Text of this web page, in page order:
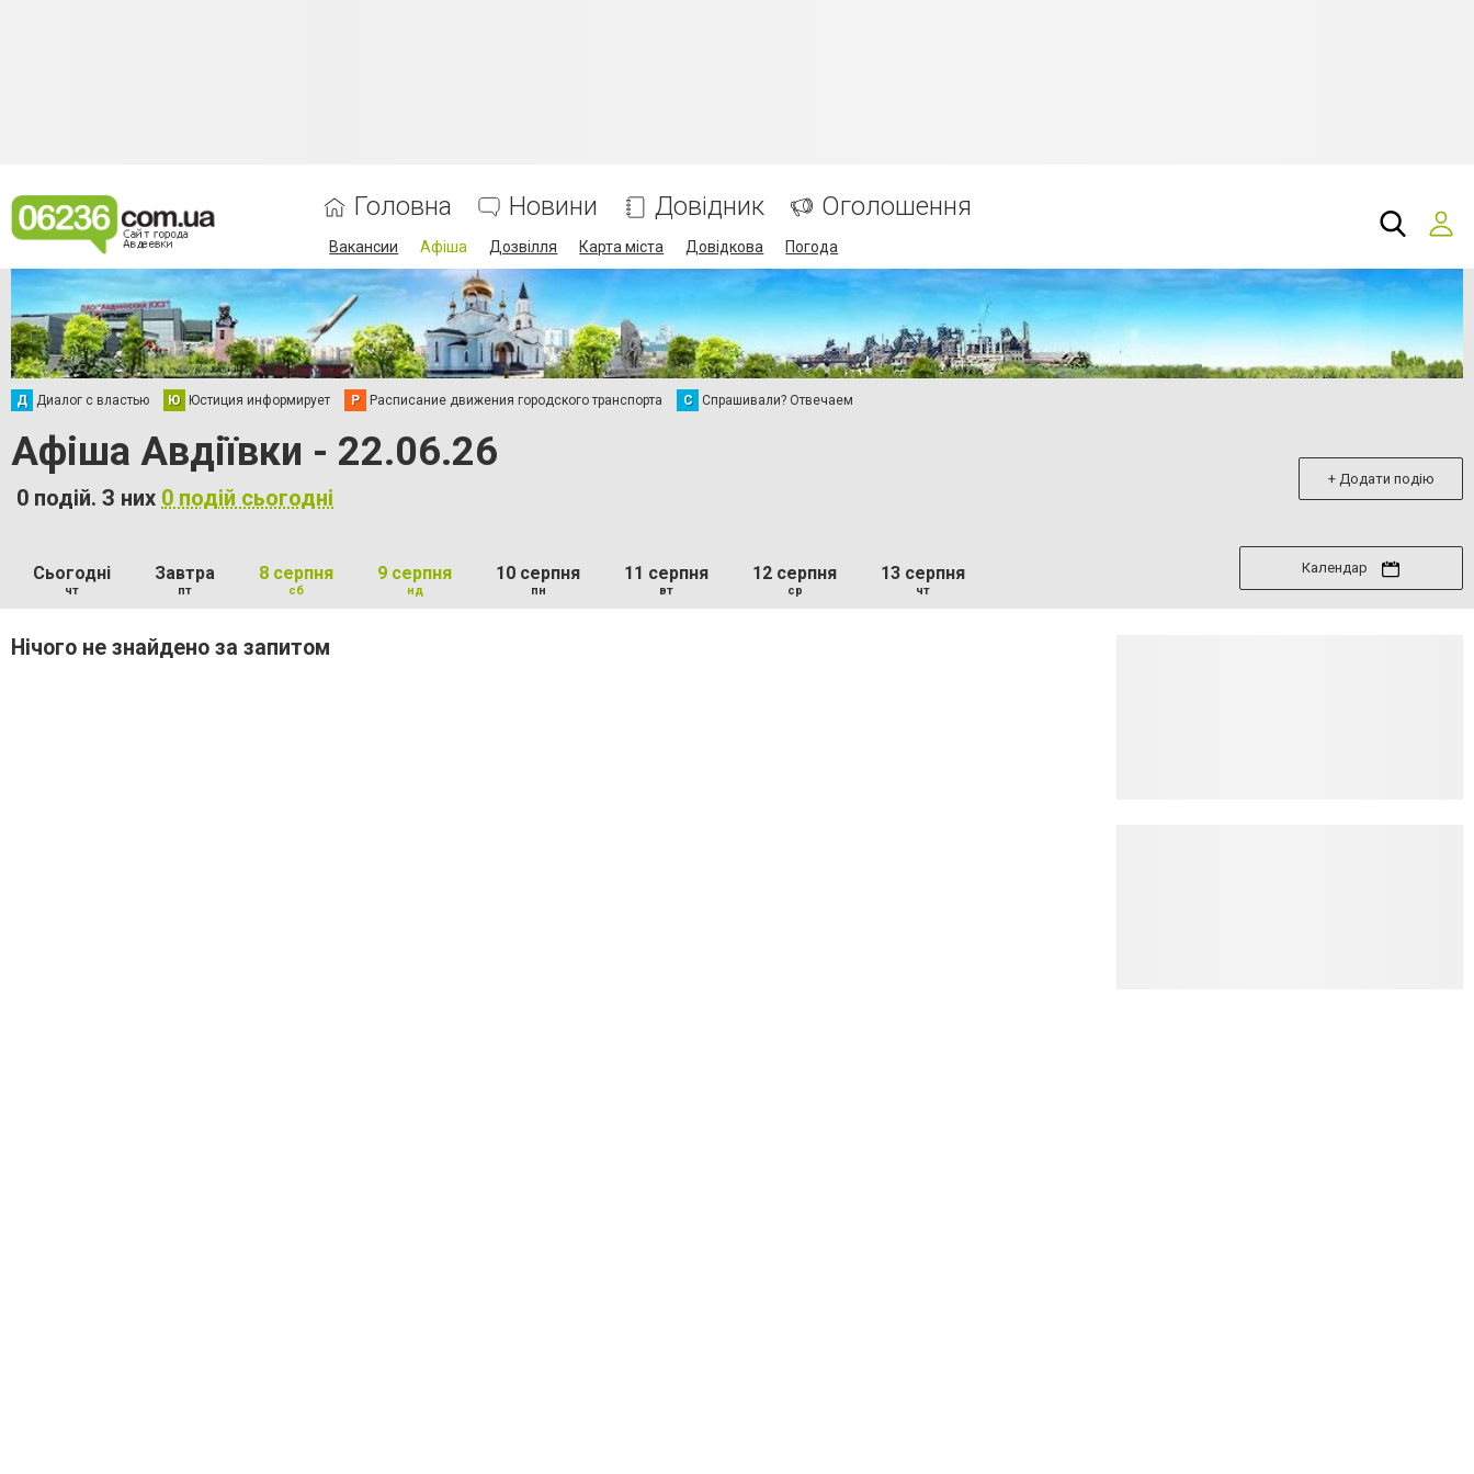
Головна Новини Довідник Оголошення
Вакансии Афіша Дозвілля Карта міста Довідкова Погода
Д Диалог с властью Ю Юстиция информирует Р Расписание движения городского транспорта С Спрашивали? Отвечаем
Афіша Авдіївки - 22.06.26
0 подій. З них 0 подій сьогодні
+ Додати подію
Сьогодні
чт
Завтра
пт
8 серпня
сб
9 серпня
нд
10 серпня
пн
11 серпня
вт
12 серпня
ср
13 серпня
чт
Календар
Нічого не знайдено за запитом